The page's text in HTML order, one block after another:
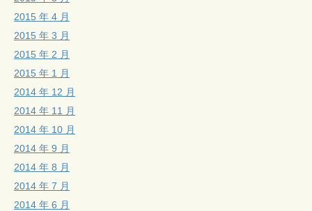
2015 年 4 月
2015 年 3 月
2015 年 2 月
2015 年 1 月
2014 年 12 月
2014 年 11 月
2014 年 10 月
2014 年 9 月
2014 年 8 月
2014 年 7 月
2014 年 6 月